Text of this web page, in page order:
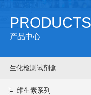
PRODUCTS
产品中心
生化检测试剂盒
维生素系列